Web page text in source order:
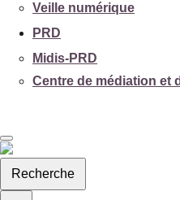
Veille numérique
PRD
Midis-PRD
Centre de médiation et
Recherche